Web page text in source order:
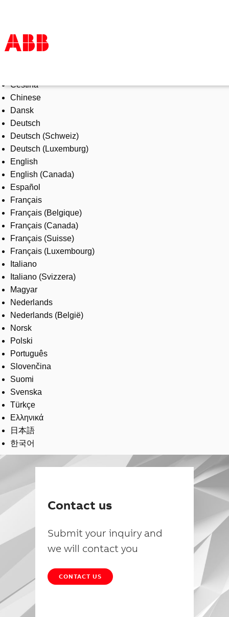
Products & Solutions
Industries
Services
About us
Where to buy
Contact us
Careers
Čeština
Chinese
Dansk
Deutsch
Deutsch (Schweiz)
Deutsch (Luxemburg)
English
English (Canada)
Español
Français
Français (Belgique)
Français (Canada)
Français (Suisse)
Français (Luxembourg)
Italiano
Italiano (Svizzera)
Magyar
Nederlands
Nederlands (België)
Norsk
Polski
Português
Slovenčina
Suomi
Svenska
Türkçe
Ελληνικά
日本語
한국어
Contact us
Submit your inquiry and
we will contact you
CONTACT US